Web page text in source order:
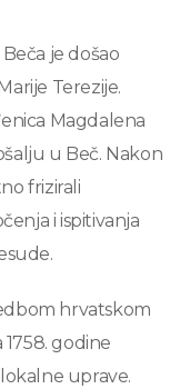
je došao
Terezije.
Magdalena
u Beč. Nakon
frizirali
i ispitivanja
hrvatskom
godine
uprave.